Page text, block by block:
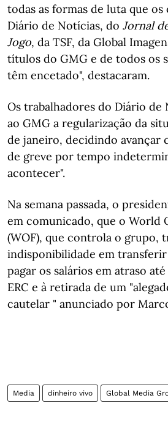
todas as formas de luta que os
Diário de Notícias, do Jornal
Jogo, da TSF, da Global
títulos do GMG e de todos os
têm encetado", destacaram.
Os trabalhadores do Diário de
ao GMG a regularização da
de janeiro, decidindo avançar
de greve por tempo
acontecer".
Na semana passada, o
em comunicado, que o World
(WOF), que controla o grupo,
indisponibilidade em
pagar os salários em atraso
ERC e à retirada de um
cautelar " anunciado por
Media dinheiro vivo Global Media